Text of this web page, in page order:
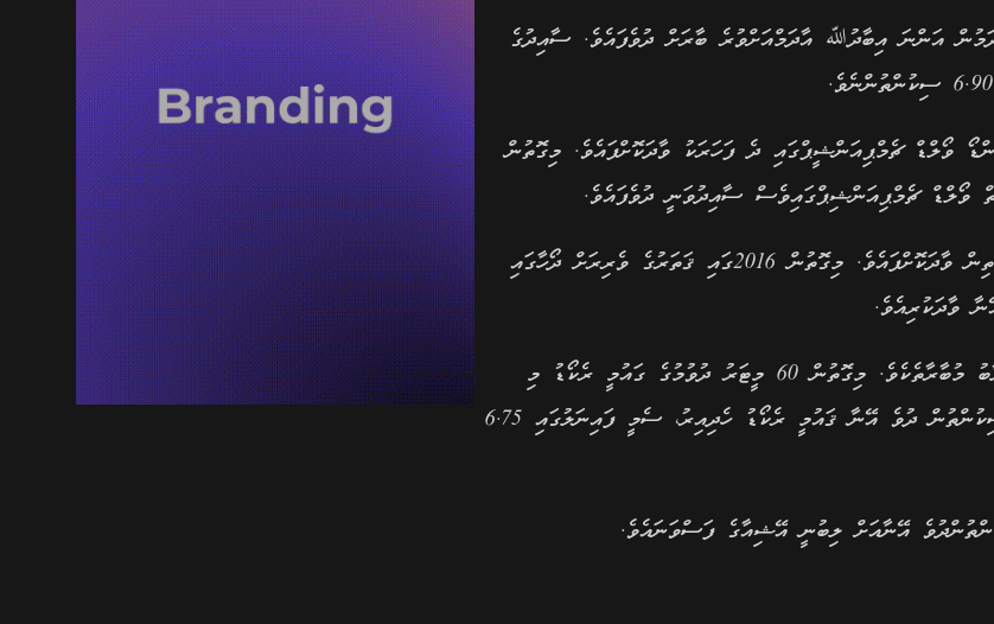
ހަދަމުން އަންނަ އިބާދުﷲ އާދަމްއަށްވުރެ ބާރަށް ދުވެފައެވެ. ސާއިދުގެ
ވޯލްޑް ޗެމްޕިއަންޝީޕްގައި ދެ ފަހަރަކު ވާދަކޮށްފައެވެ. މިގޮތުން
ސާއިދު ވަނީ އޭޝިއަން އިންޑޯ ޗެމްޕިއަންޝިޕްގައިވެސް ދެ ފަހަރެއްގެ މަތިން ވާދަކޮށްފައެވެ. މިގޮތުން 2016ގައި ޤަތަރުގެ ވެރިރަށް ދޯހާގައި
ވާދަކުރިއެވެ.
މި ދެ މުބާރާތުގެ ތެރެއިން 2016ގެ މުބާރާތަކީ ސާއިދުއަށް ވަރަށް ކާމިޔާބު މުބާރާތެކެވެ. މިގޮތުން 60 މީޓަރު ދުވުމުގެ ގައުމީ ރެކޯޑު މި
މުބާރާތުގައި ސާއިދު ދެ ފަހަރަށް އާކުރިއެވެ. ފުރަތަމަ ބުރުގައި 6.81 ސިކުންތުން ދުވެ އޭނާ ޤައުމީ ރެކޯޑު ހެދިއިރު، ސެމީ ފައިނަލުގައި 6.75